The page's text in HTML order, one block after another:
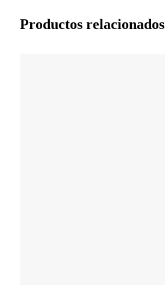
Productos relacionados